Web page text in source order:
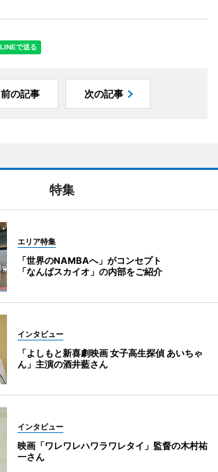
前の記事 次の記事
特集
エリア特集
「世界のNAMBAへ」がコンセプト
「なんばスカイオ」の内部をご紹介
インタビュー
「よしもと新喜劇映画 女子高生探偵 あいちゃ
ん」主演の酒井藍さん
インタビュー
映画「ワレワレハワラワレタイ」監督の木村祐
一さん